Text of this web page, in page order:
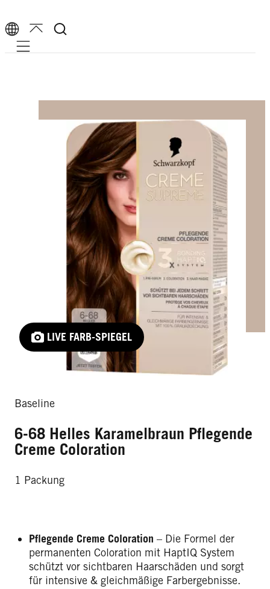
Mobile navigation
LIVE FARB-SPIEGEL
Baseline
6-68 Helles Karamelbraun Pflegende
Creme Coloration
1 Packung
Pflegende Creme Coloration – Die Formel der
permanenten Coloration mit HaptIQ System
schützt vor sichtbaren Haarschäden und sorgt
für intensive & gleichmäßige Farbergebnisse.